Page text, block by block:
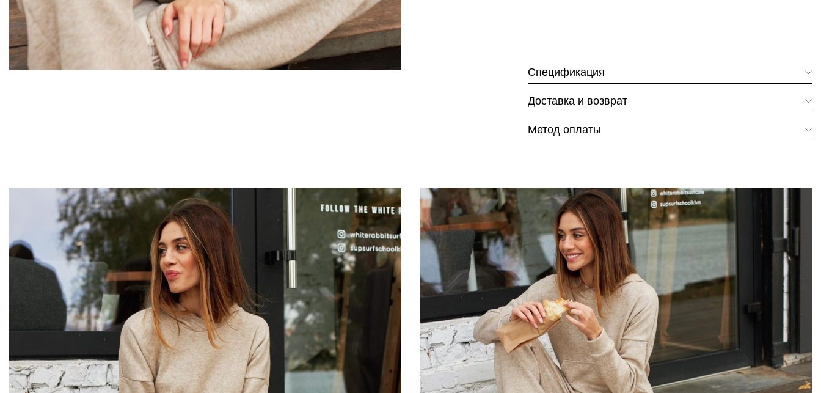
Спецификация
Доставка и возврат
Метод оплаты